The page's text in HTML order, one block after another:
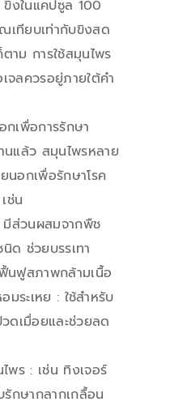
ขิงในแคปซูล 100
ทียบเท่ากับขิงสด
าม การใช้สมุนไพร
จลควรอยู่ภายใต้คำ
กเพื่อการรักษา
นแล้ว สมุนไพรหลาย
นอกเพื่อรักษาโรค
ช่น
มีส่วนผสมจากพืช
ด ช่วยบรรเทา
นฟูสภาพกล้ามเนื้อ
มระเหย : ใช้สำหรับ
ดเมื่อยและช่วยลด
พร : เช่น ทิงเจอร์
กษากลากเกลื้อน